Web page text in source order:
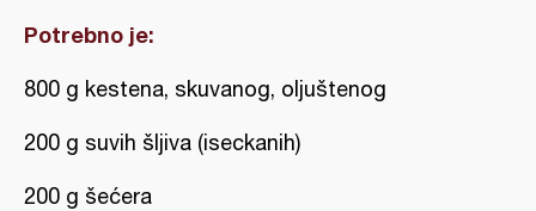
Potrebno je:
800 g kestena, skuvanog, oljuštenog
200 g suvih šljiva (iseckanih)
200 g šećera